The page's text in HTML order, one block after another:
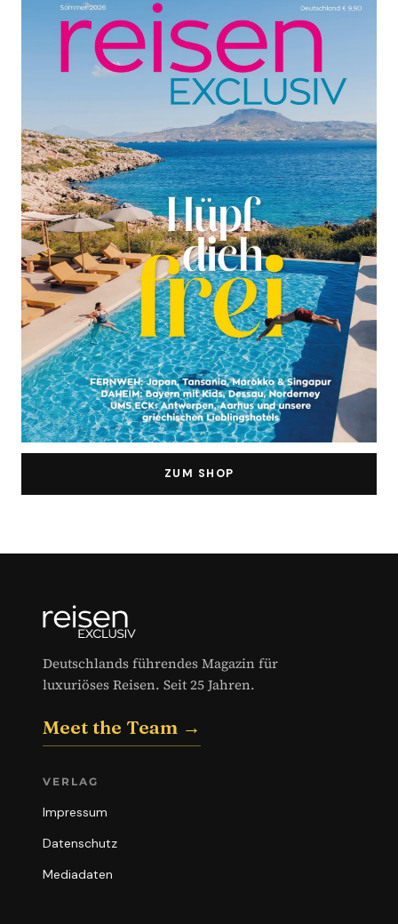
ZUM SHOP
Deutschlands führendes Magazin für
luxuriöses Reisen. Seit 25 Jahren.
Meet the Team →
VERLAG
Impressum
Datenschutz
Mediadaten